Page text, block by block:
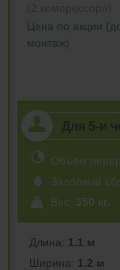
Цена по акции
монтаж)
Объем
Залповый
Вес: 350 кг.
Длина: 1.1 м
Ширина: 1.2 м